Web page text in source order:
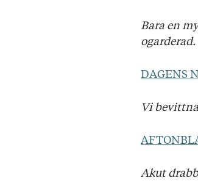
Bara en
ogarderad.
DAGENS
Vi
Akut